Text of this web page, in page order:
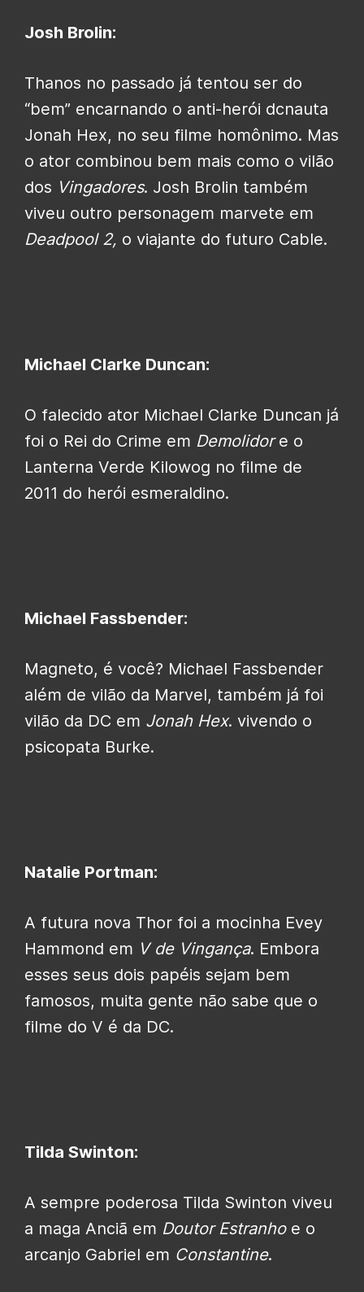
Josh Brolin:
Thanos no passado já tentou ser do
“bem” encarnando o anti-herói dcnauta
Jonah Hex, no seu filme homônimo. Mas
o ator combinou bem mais como o vilão
dos Vingadores. Josh Brolin também
viveu outro personagem marvete em
Deadpool 2, o viajante do futuro Cable.
Michael Clarke Duncan:
O falecido ator Michael Clarke Duncan já
foi o Rei do Crime em Demolidore o
Lanterna Verde Kilowog no filme de
2011 do herói esmeraldino.
Michael Fassbender:
Magneto, é você? Michael Fassbender
além de vilão da Marvel, também já foi
vilão da DC em Jonah Hex. vivendo o
psicopata Burke.
Natalie Portman:
A futura nova Thor foi a mocinha Evey
Hammond em V de Vingança. Embora
esses seus dois papéis sejam bem
famosos, muita gente não sabe que o
filme do V é da DC.
Tilda Swinton:
A sempre poderosa Tilda Swinton viveu
a maga Anciã em Doutor Estranhoe o
arcanjo Gabriel em Constantine.